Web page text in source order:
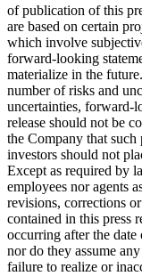
of publication of this
are based on certain
which involve
forward-looking
materialize in the
number of risks and
uncertainties, forward-
release should not be
the Company that
investors should not
Except as required by
employees nor agents
revisions, corrections
contained in this press
occurring after the date
nor do they assume
failure to realize or